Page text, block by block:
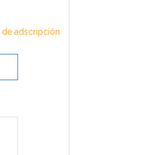
de adscripción